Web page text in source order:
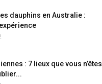
dauphins en Australie :
: 7 lieux que vous n’êtes